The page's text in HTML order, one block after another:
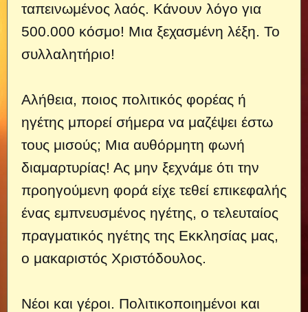
ταπεινωμένος λαός. Κάνουν λόγο για
500.000 κόσμο! Μια ξεχασμένη λέξη. Το
συλλαλητήριο!
Αλήθεια, ποιος πολιτικός φορέας ή
ηγέτης μπορεί σήμερα να μαζέψει έστω
τους μισούς; Μια αυθόρμητη φωνή
διαμαρτυρίας! Ας μην ξεχνάμε ότι την
προηγούμενη φορά είχε τεθεί επικεφαλής
ένας εμπνευσμένος ηγέτης, ο τελευταίος
πραγματικός ηγέτης της Εκκλησίας μας,
ο μακαριστός Χριστόδουλος.
Νέοι και γέροι. Πολιτικοποιημένοι και